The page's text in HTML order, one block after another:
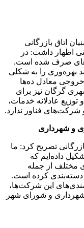
اتاق بازرگانی
اظهار داشت: در
صرف شده است.
بهره‌وری را به شکلی
خروجی معادل ده‌ها
گرگان نیز برای
عادلانه خدمات،
شرکت‌های فناور ندارد.
و شهرداری
تصریح کرد: ما
داده‌ایم که
مختلف از جمله
کرده است.
این شرکت‌ها،
شهرداری و شورای شهر